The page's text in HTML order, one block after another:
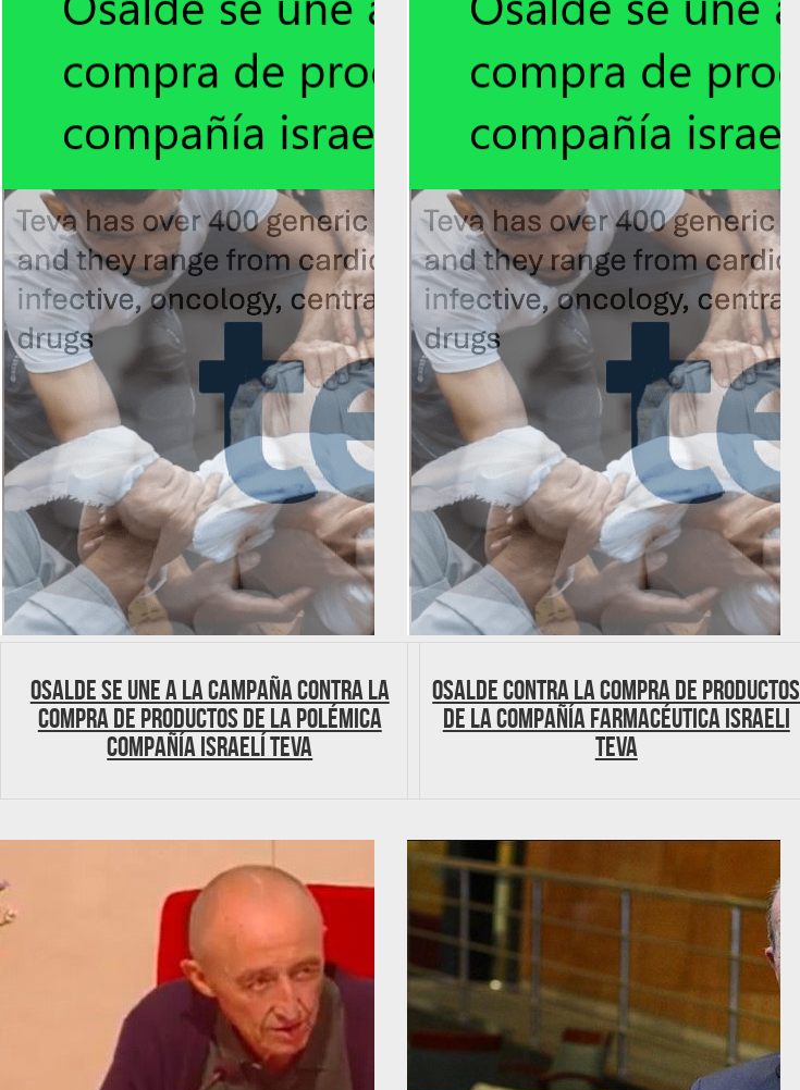
Osalde se une a la campaña contra la
compra de productos de la polémica
compañía israelí TEVA
OSALDE CONTRA LA COMPRA DE PRODUCTOS
DE LA COMPAÑÍA FARMACÉUTICA ISRAELI
TEVA